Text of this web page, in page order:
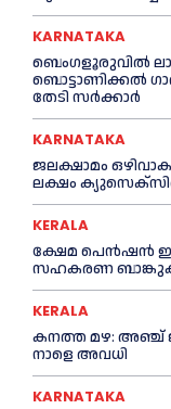
KARNATAKA
ബെംഗളൂരുവിൽ
ബൊട്ടാണിക്കൽ
തേടി സർക്കാർ
KARNATAKA
ജലക്ഷാമം
ലക്ഷം
KERALA
ക്ഷേമ പെൻഷൻ ഇനി
സഹകരണ
KERALA
കനത്ത മഴ: അഞ്ച്
നാളെ അവധി
KARNATAKA